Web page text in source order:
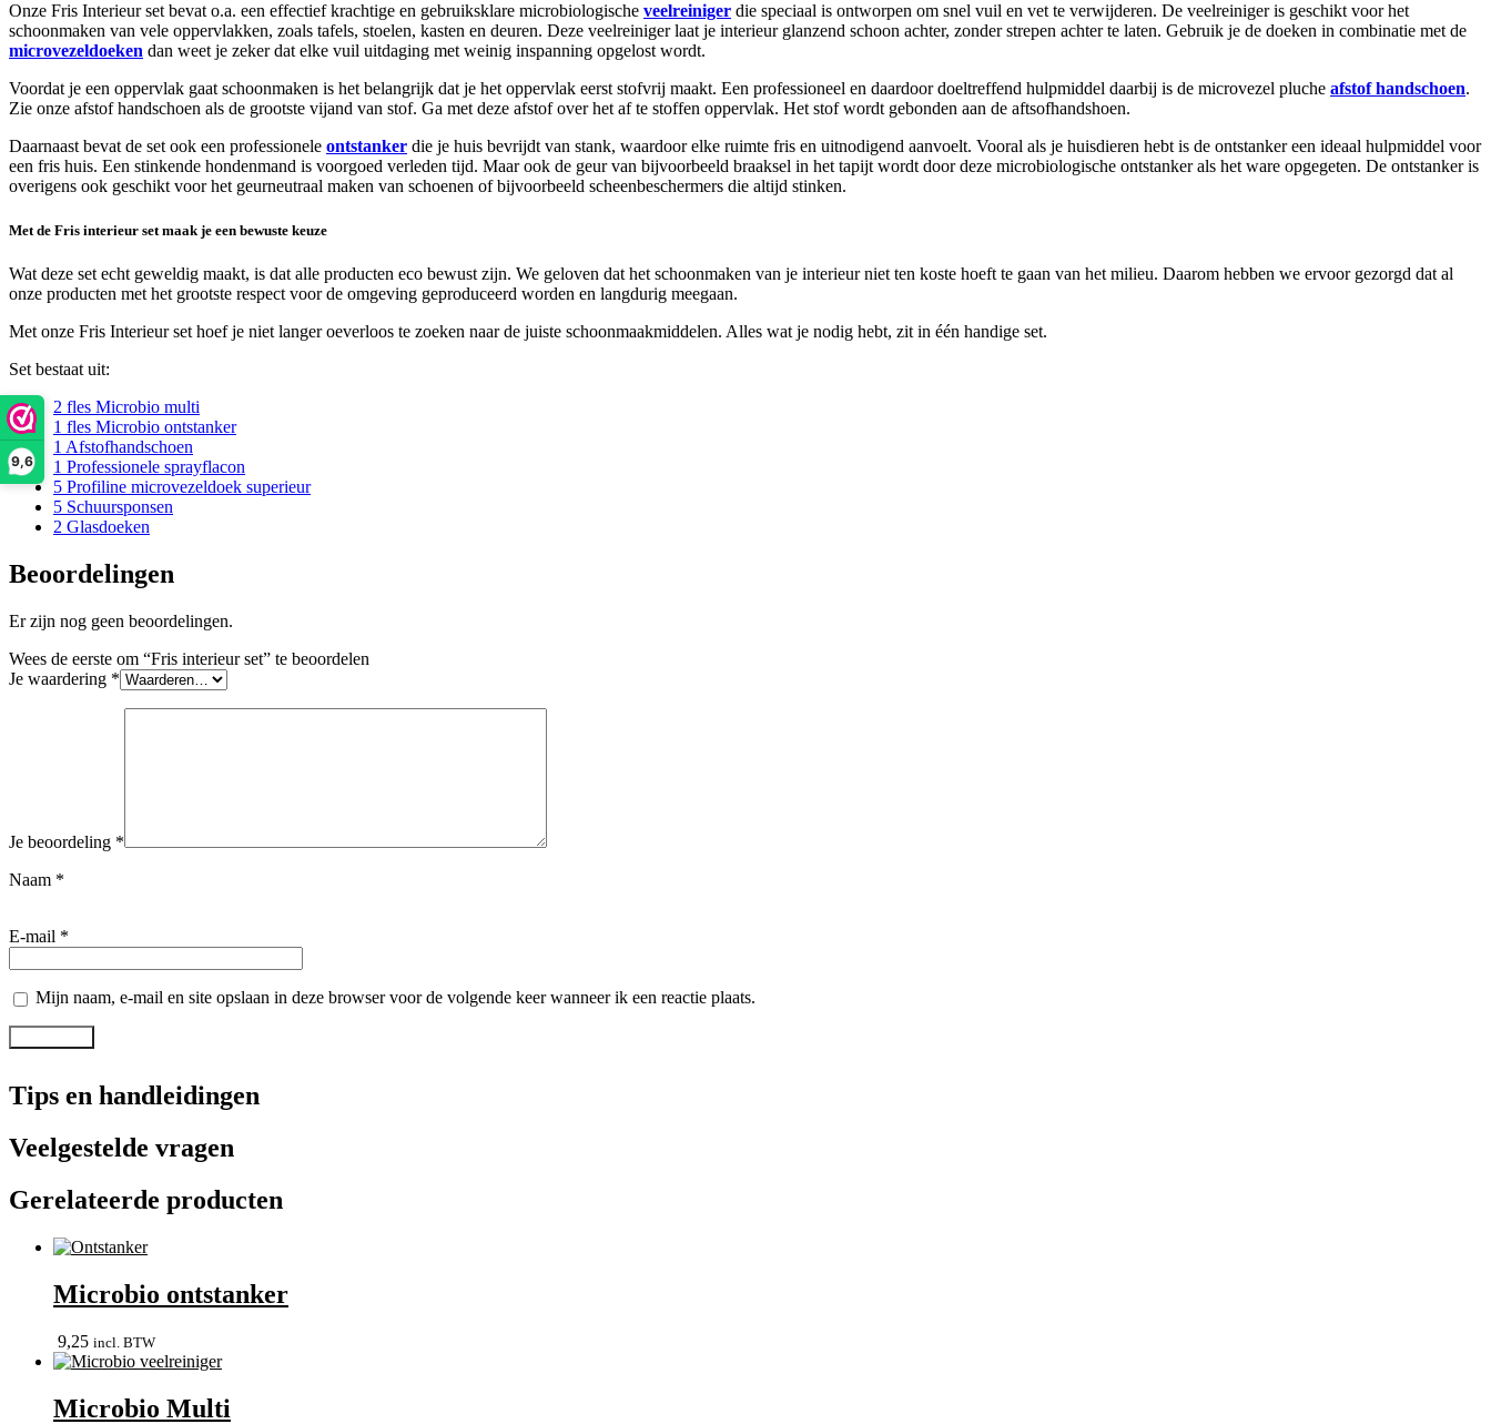
9,6
Onze Fris Interieur set bevat o.a. een effectief krachtige en gebruiksklare microbiologische veelreiniger die speciaal is ontworpen om snel vuil en vet te verwijderen. De veelreiniger is geschikt voor het
schoonmaken van vele oppervlakken, zoals tafels, stoelen, kasten en deuren. Deze veelreiniger laat je interieur glanzend schoon achter, zonder strepen achter te laten. Gebruik je de doeken in combinatie met de
microvezeldoeken dan weet je zeker dat elke vuil uitdaging met weinig inspanning opgelost wordt.
Voordat je een oppervlak gaat schoonmaken is het belangrijk dat je het oppervlak eerst stofvrij maakt. Een professioneel en daardoor doeltreffend hulpmiddel daarbij is de microvezel pluche afstof handschoen.
Zie onze afstof handschoen als de grootste vijand van stof. Ga met deze afstof over het af te stoffen oppervlak. Het stof wordt gebonden aan de aftsofhandshoen.
Daarnaast bevat de set ook een professionele ontstanker die je huis bevrijdt van stank, waardoor elke ruimte fris en uitnodigend aanvoelt. Vooral als je huisdieren hebt is de ontstanker een ideaal hulpmiddel voor
een fris huis. Een stinkende hondenmand is voorgoed verleden tijd. Maar ook de geur van bijvoorbeeld braaksel in het tapijt wordt door deze microbiologische ontstanker als het ware opgegeten. De ontstanker is
overigens ook geschikt voor het geurneutraal maken van schoenen of bijvoorbeeld scheenbeschermers die altijd stinken.
Met de Fris interieur set maak je een bewuste keuze
Wat deze set echt geweldig maakt, is dat alle producten eco bewust zijn. We geloven dat het schoonmaken van je interieur niet ten koste hoeft te gaan van het milieu. Daarom hebben we ervoor gezorgd dat al
onze producten met het grootste respect voor de omgeving geproduceerd worden en langdurig meegaan.
Met onze Fris Interieur set hoef je niet langer oeverloos te zoeken naar de juiste schoonmaakmiddelen. Alles wat je nodig hebt, zit in één handige set.
Set bestaat uit:
2 fles Microbio multi
1 fles Microbio ontstanker
1 Afstofhandschoen
1 Professionele sprayflacon
5 Profiline microvezeldoek superieur
5 Schuursponsen
2 Glasdoeken
Beoordelingen
Er zijn nog geen beoordelingen.
Wees de eerste om “Fris interieur set” te beoordelen
Je waardering *
Je beoordeling *
Naam *
E-mail *
Mijn naam, e-mail en site opslaan in deze browser voor de volgende keer wanneer ik een reactie plaats.
Tips en handleidingen
Veelgestelde vragen
Gerelateerde producten
Microbio ontstanker
9,25 incl. BTW
Microbio Multi